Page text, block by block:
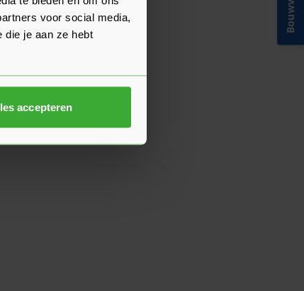
voor social media,
die je aan ze hebt
accepteren